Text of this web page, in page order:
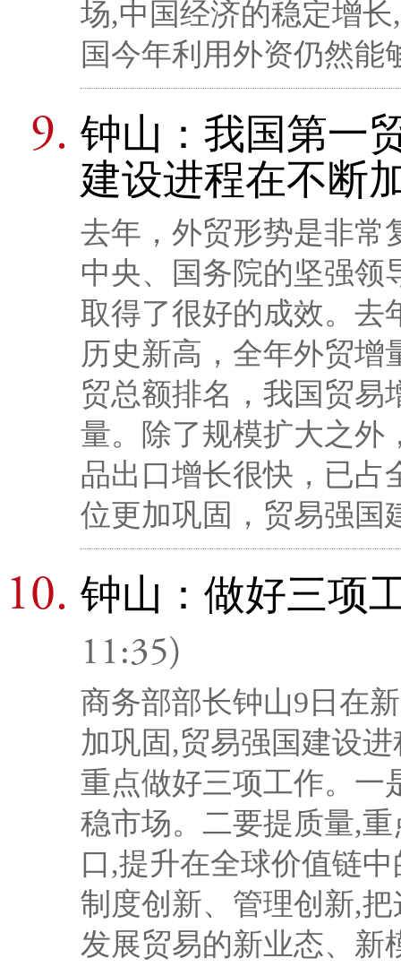
场,中国经济的稳定增
国今年利用外资仍然能
钟山：我国第一
建设进程在不断
去年，外贸形势是非常
中央、国务院的坚强领
取得了很好的成效。去
历史新高，全年外贸增
贸总额排名，我国贸易
量。除了规模扩大之外
品出口增长很快，已占
位更加巩固，贸易强国
钟山：做好三项
11:35)
商务部部长钟山9日在
加巩固,贸易强国建设
重点做好三项工作。一
稳市场。二要提质量,
口,提升在全球价值链
制度创新、管理创新,
发展贸易的新业态、新